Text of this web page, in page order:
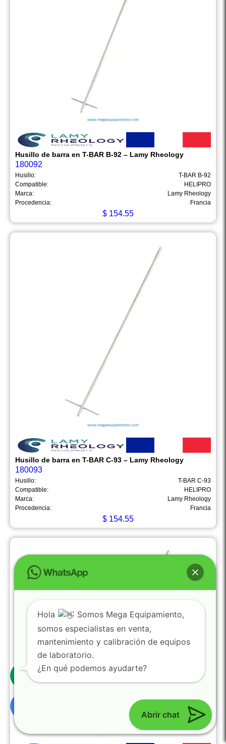
Husillo de barra en T-BAR B-92 – Lamy Rheology
180092
Husillo:
T-BAR B-92
Compatible:
HELIPRO
Marca:
Lamy Rheology
Procedencia:
Francia
$ 154.55
Husillo de barra en T-BAR C-93 – Lamy Rheology
180093
Husillo:
T-BAR C-93
Compatible:
HELIPRO
Marca:
Lamy Rheology
Procedencia:
Francia
$ 154.55
Abrir chat
Hola
Somos Mega Equipamiento,
somos especialistas en venta,
mantenimiento y calibración de equipos
de laboratorio.
¿En qué podemos ayudarte?